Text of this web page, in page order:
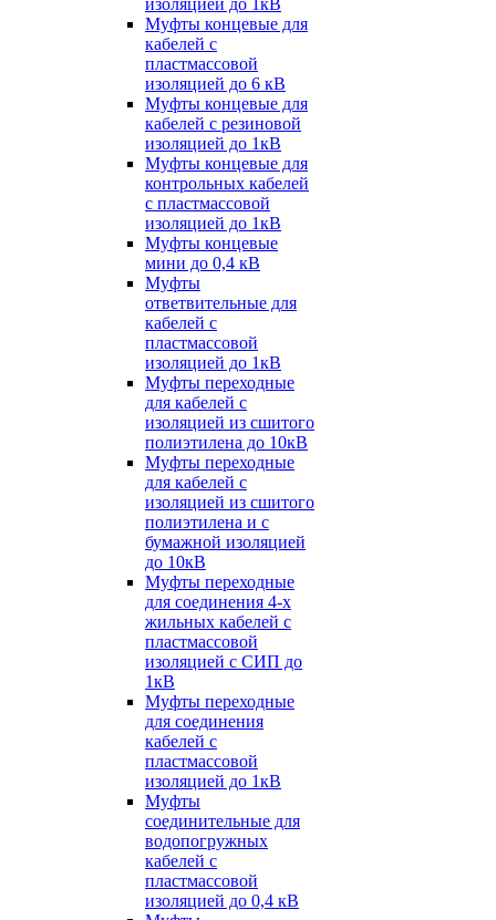
изоляцией до 1кВ
Муфты концевые для
кабелей с
пластмассовой
изоляцией до 6 кВ
Муфты концевые для
кабелей с резиновой
изоляцией до 1кВ
Муфты концевые для
контрольных кабелей
с пластмассовой
изоляцией до 1кВ
Муфты концевые
мини до 0,4 кВ
Муфты
ответвительные для
кабелей с
пластмассовой
изоляцией до 1кВ
Муфты переходные
для кабелей с
изоляцией из сшитого
полиэтилена до 10кВ
Муфты переходные
для кабелей с
изоляцией из сшитого
полиэтилена и с
бумажной изоляцией
до 10кВ
Муфты переходные
для соединения 4-х
жильных кабелей с
пластмассовой
изоляцией с СИП до
1кВ
Муфты переходные
для соединения
кабелей с
пластмассовой
изоляцией до 1кВ
Муфты
соединительные для
водопогружных
кабелей с
пластмассовой
изоляцией до 0,4 кВ